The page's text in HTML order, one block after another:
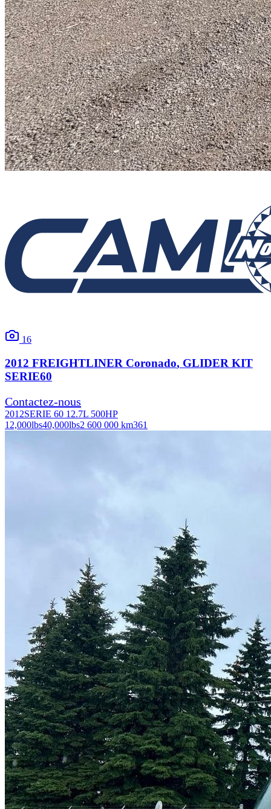
16
2012 FREIGHTLINER Coronado, GLIDER KIT
SERIE60
Contactez-nous
2012SERIE 60 12.7L 500HP
12,000lbs40,000lbs2 600 000 km361